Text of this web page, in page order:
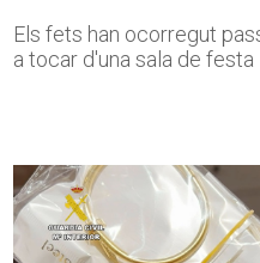
Els fets han ocorregut
a tocar d'una sala de festa